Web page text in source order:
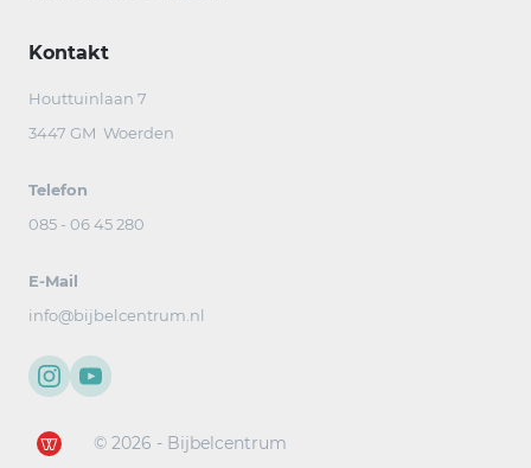
Kontakt
Houttuinlaan 7
3447 GM Woerden
Telefon
085 - 06 45 280
E-Mail
info@bijbelcentrum.nl
© 2026 - Bijbelcentrum